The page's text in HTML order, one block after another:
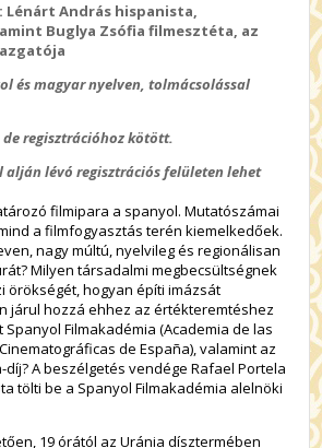
Lénárt András hispanista,
Buglya Zsófia filmesztéta, az
és magyar nyelven, tolmácsolással
regisztrációhoz kötött.
alján lévó regisztrációs felületen lehet
filmipara a spanyol. Mutatószámai
a filmfogyasztás terén kiemelkedőek.
nagy múltú, nyelvileg és regionálisan
Milyen társadalmi megbecsültségnek
örökségét, hogyan építi imázsát
járul hozzá ehhez az értékteremtéshez
Spanyol Filmakadémia (Academia de las
de España), valamint az
A beszélgetés vendége Rafael Portela
tölti be a Spanyol Filmakadémia alelnöki
19 órától az Uránia dísztermében